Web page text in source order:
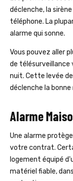
déclenche, la
téléphone. La
alarme qui sonne.
Vous pouvez aller
de télésurveillance
nuit. Cette levée
déclenche la
Alarme
Une alarme
votre contrat.
logement équipé
matériel fiable,